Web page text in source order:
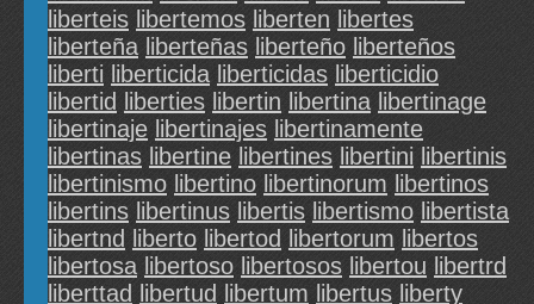
liberteis libertemos liberten libertes
liberteña liberteñas liberteño liberteños
liberti liberticida liberticidas liberticidio
libertid
liberties libertin libertina libertinage
libertinaje libertinajes libertinamente
libertinas libertine libertines libertini libertinis
libertinismo libertino libertinorum libertinos
libertins libertinus libertis libertismo libertista
libertnd
liberto libertod libertorum libertos
libertosa libertoso libertosos libertou libertrd
liberttad
libertud libertum libertus liberty